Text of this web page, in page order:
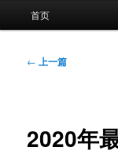
首页
文
← 上一篇
2020年